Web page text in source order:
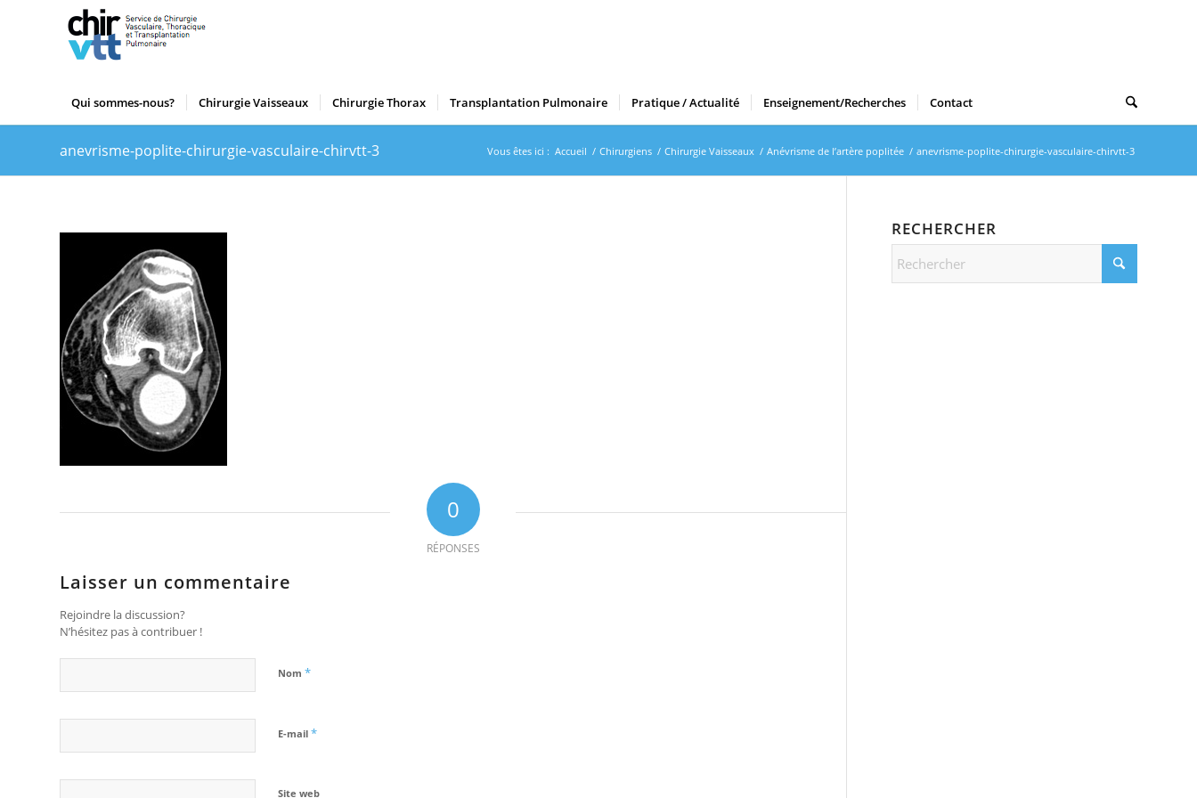
Qui sommes-nous? Chirurgie Vaisseaux Chirurgie Thorax Transplantation Pulmonaire Pratique / Actualité Enseignement/Recherches Contact
anevrisme-poplite-chirurgie-vasculaire-chirvtt-3 Vous êtes ici : Accueil / Chirurgiens / Chirurgie Vaisseaux / Anévrisme de l’artère poplitée / anevrisme-poplite-chirurgie-vasculaire-chirvtt-3
0
RÉPONSES
Laisser un commentaire
Rejoindre la discussion?
N’hésitez pas à contribuer !
Nom *
E-mail *
Site web
RECHERCHER